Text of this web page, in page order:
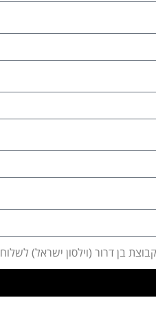
בן דרור (וילסון ישראל)